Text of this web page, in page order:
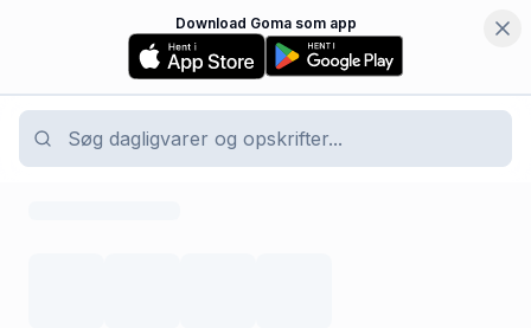
Download Goma som app